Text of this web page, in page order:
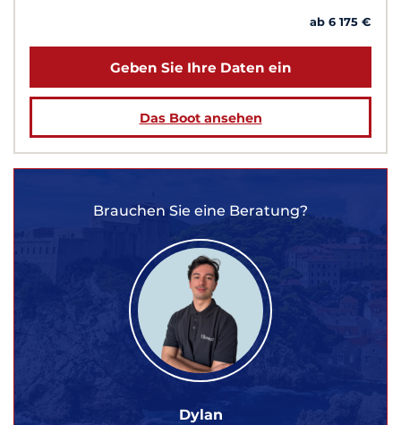
ab 6 175 €
Geben Sie Ihre Daten ein
Das Boot ansehen
Brauchen Sie eine Beratung?
Dylan